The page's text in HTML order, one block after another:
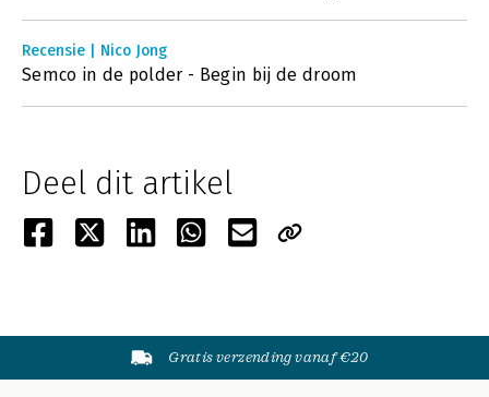
Recensie | Nico Jong
Semco in de polder - Begin bij de droom
Deel dit artikel
Gratis verzending vanaf €20